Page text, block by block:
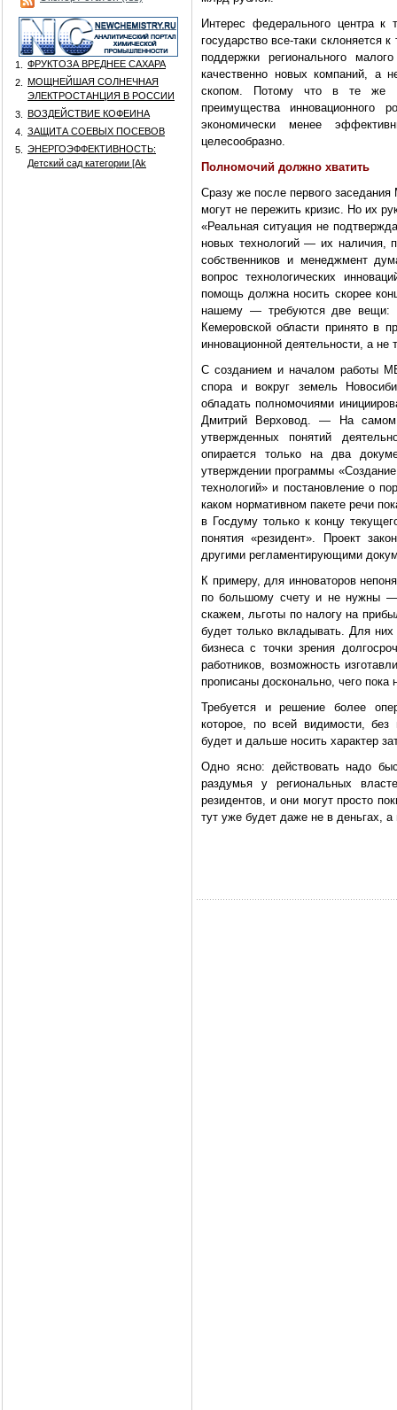
1.
ФРУКТОЗА ВРЕДНЕЕ САХАРА
2.
МОЩНЕЙШАЯ СОЛНЕЧНАЯ
ЭЛЕКТРОСТАНЦИЯ В РОССИИ
3.
ВОЗДЕЙСТВИЕ КОФЕИНА
4.
ЗАЩИТА СОЕВЫХ ПОСЕВОВ
5.
ЭНЕРГОЭФФЕКТИВНОСТЬ:
Детский сад категории [Аk
Интерес федерального центра
государство все-таки склоняется
поддержки регионального
качественно новых компаний, а
скопом. Потому что в те же
преимущества инновационного
экономически менее
целесообразно.
Полномочий должно хватить
Сразу же после первого
могут не пережить кризис. Но их
«Реальная ситуация не
новых технологий — их наличия,
собственников и менеджмент
вопрос технологических
помощь должна носить скорее
нашему — требуются две вещи:
Кемеровской области принято в
инновационной деятельности, а не
С созданием и началом работы
спора и вокруг земель
обладать полномочиями
Дмитрий Верховод. — На самом
утвержденных понятий
опирается только на два
утверждении программы
технологий» и постановление о
каком нормативном пакете речи
в Госдуму только к концу
понятия «резидент». Проект
другими регламентирующими
К примеру, для инноваторов
по большому счету и не нужны —
скажем, льготы по налогу на
будет только вкладывать. Для
бизнеса с точки зрения
работников, возможность
прописаны досконально, чего пока
Требуется и решение более
которое, по всей видимости,
будет и дальше носить характер
Одно ясно: действовать надо
раздумья у региональных
резидентов, и они могут просто
тут уже будет даже не в деньгах, а